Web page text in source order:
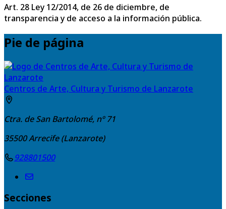
Art. 28 Ley 12/2014, de 26 de diciembre, de
transparencia y de acceso a la información pública.
Pie de página
Centros de Arte, Cultura y Turismo de Lanzarote
Ctra. de San Bartolomé, nº 71
35500Arrecife (Lanzarote)
928801500
Secciones